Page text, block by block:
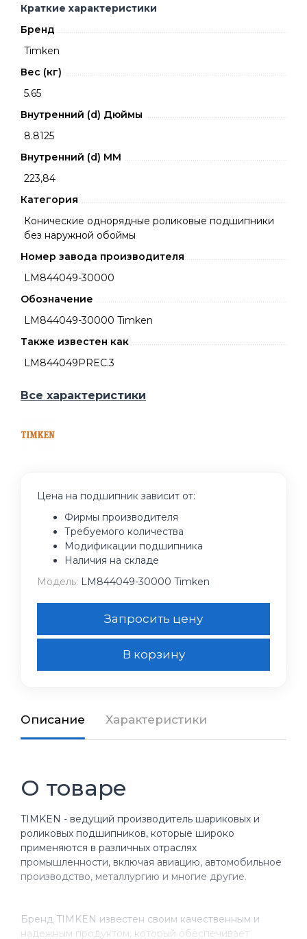
Краткие характеристики
Бренд
Timken
Вес (кг)
5.65
Внутренний (d) Дюймы
8.8125
Внутренний (d) ММ
223,84
Категория
Конические однорядные роликовые подшипники
без наружной обоймы
Номер завода производителя
LM844049-30000
Обозначение
LM844049-30000 Timken
Также известен как
LM844049PREC.3
Все характеристики
Цена на подшипник зависит от:
Фирмы производителя
Требуемого количества
Модификации подшипника
Наличия на складе
Модель: LM844049-30000 Timken
Запросить цену
В корзину
Описание Характеристики
О товаре
TIMKEN - ведущий производитель шариковых и
роликовых подшипников, которые широко
применяются в различных отраслях
промышленности, включая авиацию, автомобильное
производство, металлургию и многие другие.
Бренд TIMKEN известен своим качественным и
надежным продуктом, который обеспечивает